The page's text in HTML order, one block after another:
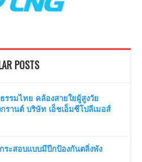
POSTS
รมไทย คล้องสายใยผู้สูงวัย
กรานต์ บริษัท เอ็ชเอ็มซีโปลีเมอส์
ระสอบแบบมีปีกป้องกันตลิ่งพัง